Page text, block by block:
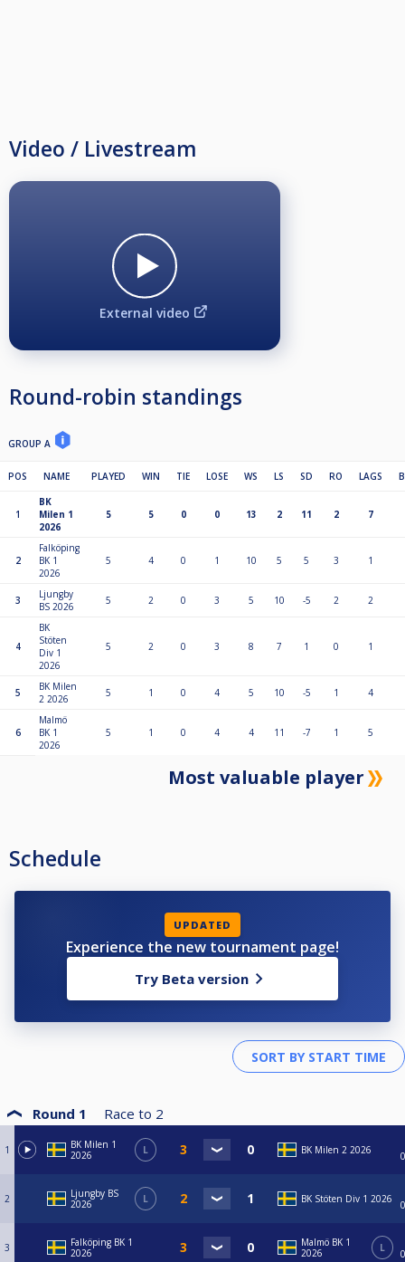
Video / Livestream
External video
Round-robin standings
GROUP A
POS NAME PLAYED WIN TIE LOSE WS LS SD RO LAGS
1
BK
Milen 1
2026
5 5 0 0 13 2 11 2 7
2
Falköping
BK 1
2026
5 4 0 1 10 5 5 3 1
3
Ljungby
BS 2026
5 2 0 3 5 10 -5 2 2
4
BK
Stöten
Div 1
2026
5 2 0 3 8 7 1 0 1
5
BK Milen
2 2026
5 1 0 4 5 10 -5 1 4
6
Malmö
BK 1
2026
5 1 0 4 4 11 -7 1 5
Most valuable player
Schedule
UPDATED
Experience the new tournament page!
Try Beta version
Round 1 Race to 2
1
BK Milen 1
2026
L BK Milen 2 2026
2
Ljungby BS
2026
L BK Stöten Div 1 2026
3
Falköping BK 1
2026
Malmö BK 1
2026
L